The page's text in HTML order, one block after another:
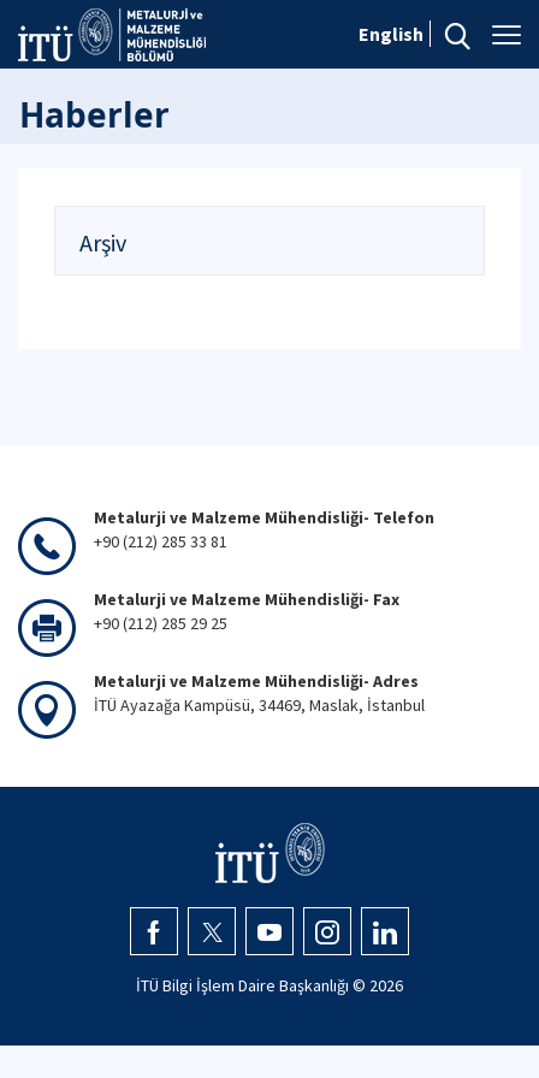
English
Haberler
Arşiv
Metalurji ve Malzeme Mühendisliği- Telefon
+90 (212) 285 33 81
Metalurji ve Malzeme Mühendisliği- Fax
+90 (212) 285 29 25
Metalurji ve Malzeme Mühendisliği- Adres
İTÜ Ayazağa Kampüsü, 34469, Maslak, İstanbul
İTÜ Bilgi İşlem Daire Başkanlığı © 2026